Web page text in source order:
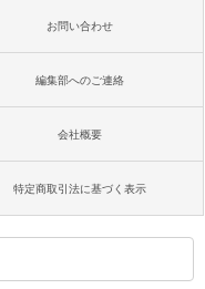
お問い合わせ
編集部へのご連絡
会社概要
特定商取引法に基づく表示